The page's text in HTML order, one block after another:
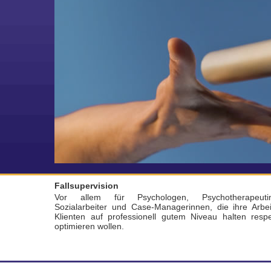
Fallsupervision
Vor allem für Psychologen,
Sozialarbeiter und Case-Managerinnen, die ihre
Klienten auf professionell gutem Niveau halten
optimieren wollen.